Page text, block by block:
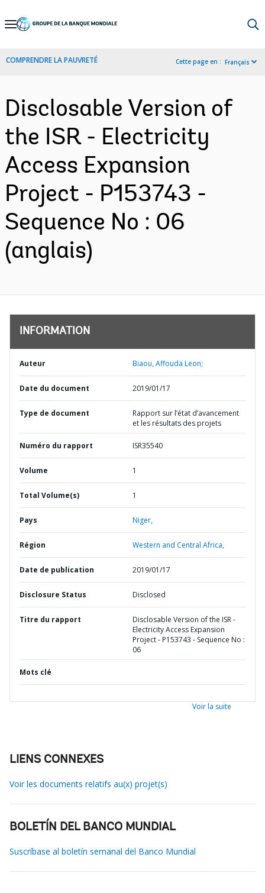
Skip
Navigation
COMPRENDRE LA PAUVRETÉ Cette page en : Français
Disclosable Version of
the ISR - Electricity
Access Expansion
Project - P153743 -
Sequence No : 06
(anglais)
INFORMATION
Auteur Biaou, Affouda Leon;
Date du document 2019/01/17
Type de document
Rapport sur l’état d’avancement
et les résultats des projets
Numéro du rapport ISR35540
Volume 1
Total Volume(s) 1
Pays Niger,
Région Western and Central Africa,
Date de publication 2019/01/17
Disclosure Status Disclosed
Titre du rapport
Disclosable Version of the ISR -
Electricity Access Expansion
Project - P153743 - Sequence No :
06
Mots clé
Voir la suite
LIENS CONNEXES
Voir les documents relatifs au(x) projet(s)
BOLETÍN DEL BANCO MUNDIAL
Suscríbase al boletín semanal del Banco Mundial